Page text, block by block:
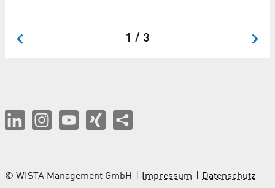
1 / 3
© WISTA Management GmbH Impressum
Datenschutz